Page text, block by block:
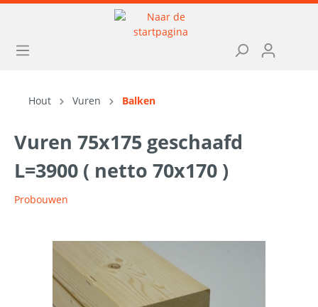
Hout Vuren Balken
Vuren 75x175 geschaafd
L=3900 ( netto 70x170 )
Probouwen